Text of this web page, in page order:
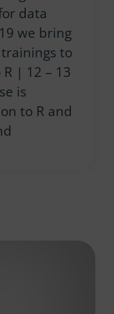
data
we bring
to
| 12 – 13
is
to R and